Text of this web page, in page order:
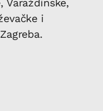
Varaždinske,
i